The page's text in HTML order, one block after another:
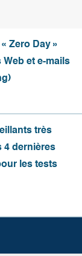
Zero Day »
Web et e-mails
très
4 dernières
les tests